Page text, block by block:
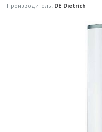
Производитель: DE Dietrich